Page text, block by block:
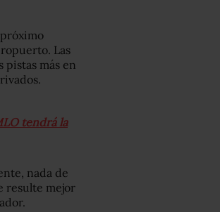
Las
más en
tendrá la
nada de
resulte mejor